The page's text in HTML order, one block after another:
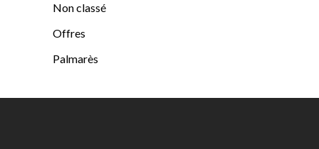
Non classé
Offres
Palmarès